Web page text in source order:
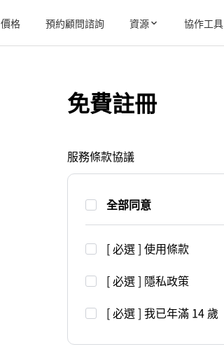
價格 預約顧問諮詢 資源 協作工具
免費註冊
服務條款協議
全部同意
[ 必選 ] 使用條款
[ 必選 ] 隱私政策
[ 必選 ] 我已年滿 14 歲